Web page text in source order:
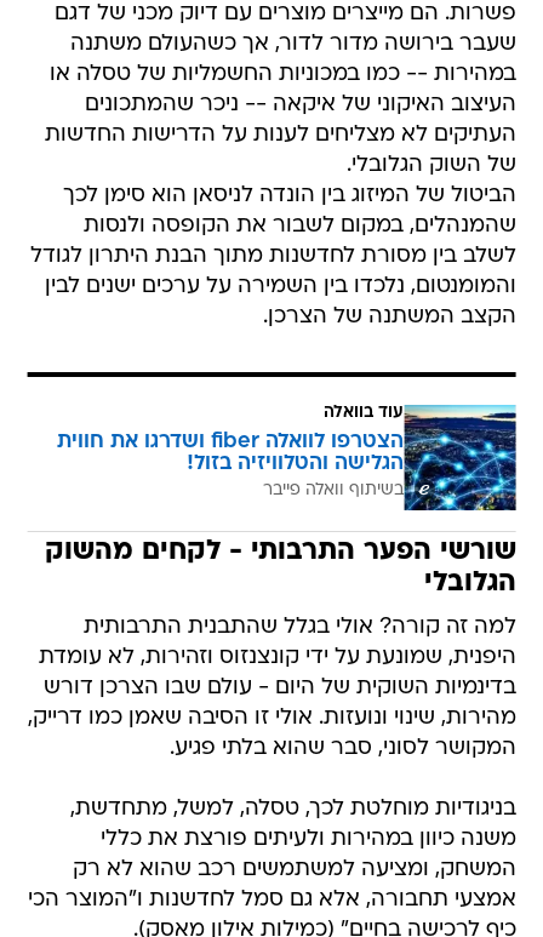
פשרות. הם מייצרים מוצרים עם דיוק מכני של דגם
שעבר בירושה מדור לדור, אך כשהעולם משתנה
במהירות -- כמו במכוניות החשמליות של טסלה או
העיצוב האיקוני של איקאה -- ניכר שהמתכונים
העתיקים לא מצליחים לענות על הדרישות החדשות
של השוק הגלובלי.
הביטול של המיזוג בין הונדה לניסאן הוא סימן לכך
שהמנהלים, במקום לשבור את הקופסה ולנסות
לשלב בין מסורת לחדשנות מתוך הבנת היתרון לגודל
והמומנטום, נלכדו בין השמירה על ערכים ישנים לבין
הקצב המשתנה של הצרכן.
עוד בוואלה
הצטרפו לוואלה fiber ושדרגו את חווית
הגלישה והטלוויזיה בזול!
בשיתוף וואלה פייבר
שורשי הפער התרבותי - לקחים מהשוק
הגלובלי
למה זה קורה? אולי בגלל שהתבנית התרבותית
היפנית, שמונעת על ידי קונצנזוס וזהירות, לא עומדת
בדינמיות השוקית של היום - עולם שבו הצרכן דורש
מהירות, שינוי ונועזות. אולי זו הסיבה שאמן כמו דרייק,
המקושר לסוני, סבר שהוא בלתי פגיע.
בניגודיות מוחלטת לכך, טסלה, למשל, מתחדשת,
משנה כיוון במהירות ולעיתים פורצת את כללי
המשחק, ומציעה למשתמשים רכב שהוא לא רק
אמצעי תחבורה, אלא גם סמל לחדשנות ו"המוצר הכי
כיף לרכישה בחיים" (כמילות אילון מאסק).